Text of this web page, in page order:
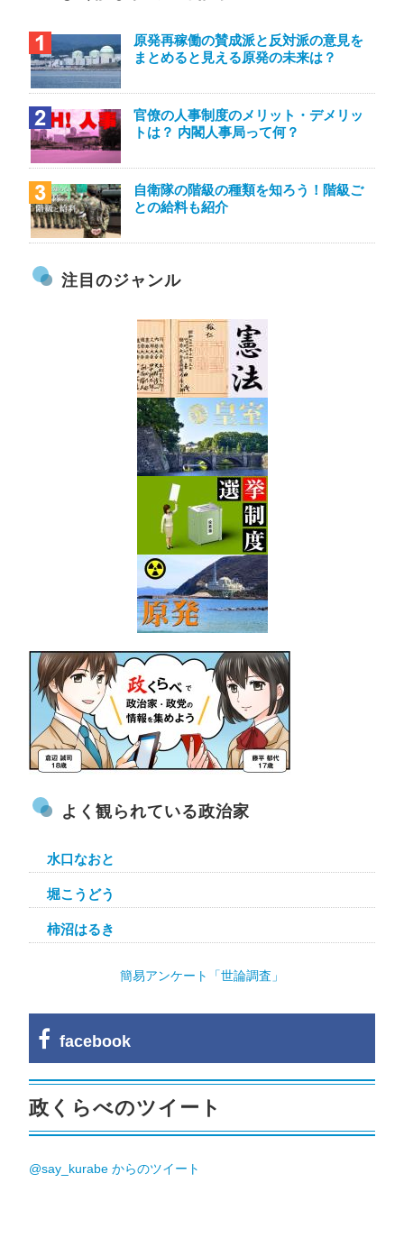
原発再稼働の賛成派と反対派の意見を
まとめると見える原発の未来は？
官僚の人事制度のメリット・デメリッ
トは？ 内閣人事局って何？
自衛隊の階級の種類を知ろう！階級ご
との給料も紹介
注目のジャンル
よく観られている政治家
水口なおと
堀こうどう
柿沼はるき
簡易アンケート「世論調査」
facebook
政くらべのツイート
@say_kurabe からのツイート